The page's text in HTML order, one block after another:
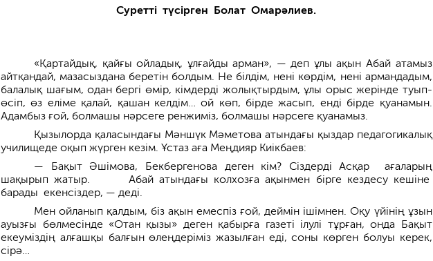
Суретті түсірген Болат Омарәлиев.
«Қартайдық, қайғы ойладық, ұлғайды арман», — деп ұлы ақын Абай атамыз
айтқандай, мазасыздана беретін болдым. Не білдім, нені көрдім, нені армандадым,
балалық шағым, одан бергі өмір, кімдерді жолықтырдым, ұлы орыс жерінде туып-
өсіп, өз еліме қалай, қашан келдім… ой көп, бірде жасып, енді бірде қуанамын.
Адамбыз ғой, болмашы нәрсеге ренжиміз, болмашы нәрсеге қуанамыз.
Қызылорда қаласындағы Мәншүк Мәметова атындағы қыздар педагогикалық
училищеде оқып жүрген кезім. Ұстаз аға Меңдияр Киікбаев:
— Бақыт Әшімова, Бекбергенова деген кім? Сіздерді Асқар ағаларың
шақырып жатыр. Абай атындағы колхозға ақынмен бірге кездесу кешіне
барады екенсіздер, — деді.
Мен ойланып қалдым, біз ақын емеспіз ғой, деймін ішімнен. Оқу үйінің ұзын
ауызғы бөлмесінде «Отан қызы» деген қабырға газеті ілулі тұрған, онда Бақыт
екеуміздің алғашқы балғын өлеңдеріміз жазылған еді, соны көрген болуы керек,
сірә…